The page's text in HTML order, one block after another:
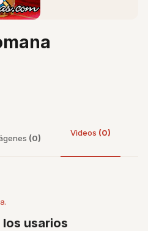
(0)
Videos (0)
usarios